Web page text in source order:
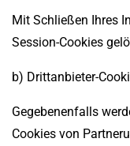
Mit Schließen Ihres
Session-Cookies
b) Drittanbieter-
Gegebenenfalls
Cookies von